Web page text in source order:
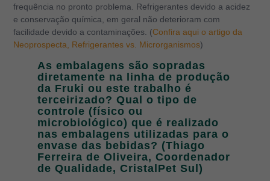
frequência no pronto problema. Refrigerantes devido a acidez
e conservação química, em geral não deterioram com
facilidade devido a contaminações. (Confira aqui o artigo da
Neoprospecta, Refrigerantes vs. Microrganismos)
As embalagens são sopradas
diretamente na linha de produção
da Fruki ou este trabalho é
terceirizado? Qual o tipo de
controle (físico ou
microbiológico) que é realizado
nas embalagens utilizadas para o
envase das bebidas? (Thiago
Ferreira de Oliveira, Coordenador
de Qualidade, CristalPet Sul)